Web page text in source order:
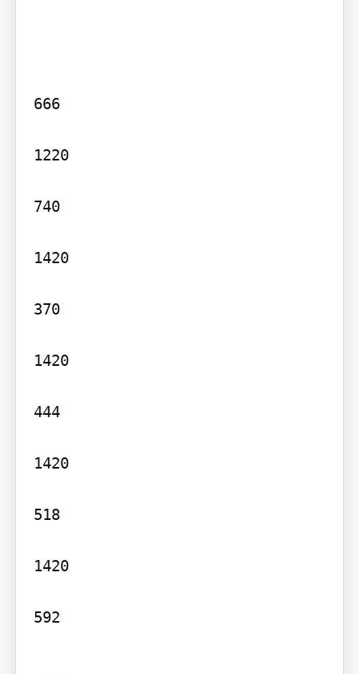
666
1220
740
1420
370
1420
444
1420
518
1420
592